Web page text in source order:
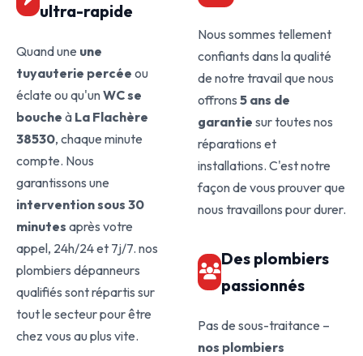
ultra-rapide
Quand une une
tuyauterie percée ou
éclate ou qu'unWC se
bouche à La Flachère
38530, chaque minute
compte. Nous
garantissons une
intervention sous 30
minutes après votre
appel, 24h/24 et 7j/7. nos
plombiers dépanneurs
qualifiés sont répartis sur
tout le secteur pour être
chez vous au plus vite.
Nous sommes tellement
confiants dans la qualité
de notre travail que nous
offrons 5 ans de
garantie sur toutes nos
réparations et
installations. C'est notre
façon de vous prouver que
nous travaillons pour durer.
Des plombiers
passionnés
Pas de sous-traitance –
nos plombiers